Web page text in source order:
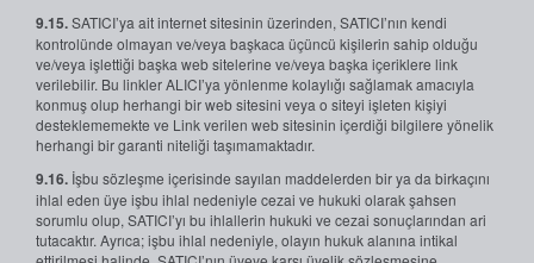
9.15.SATICI’ya ait internet sitesinin üzerinden, SATICI’nın kendi
kontrolünde olmayan ve/veya başkaca üçüncü kişilerin sahip olduğu
ve/veya işlettiği başka web sitelerine ve/veya başka içeriklere link
verilebilir. Bu linkler ALICI’ya yönlenme kolaylığı sağlamak amacıyla
konmuş olup herhangi bir web sitesini veya o siteyi işleten kişiyi
desteklememekte ve Link verilen web sitesinin içerdiği bilgilere yönelik
herhangi bir garanti niteliği taşımamaktadır.
9.16. İşbu sözleşme içerisinde sayılan maddelerden bir ya da birkaçını
ihlal eden üye işbu ihlal nedeniyle cezai ve hukuki olarak şahsen
sorumlu olup, SATICI’yı bu ihlallerin hukuki ve cezai sonuçlarından ari
tutacaktır. Ayrıca; işbu ihlal nedeniyle, olayın hukuk alanına intikal